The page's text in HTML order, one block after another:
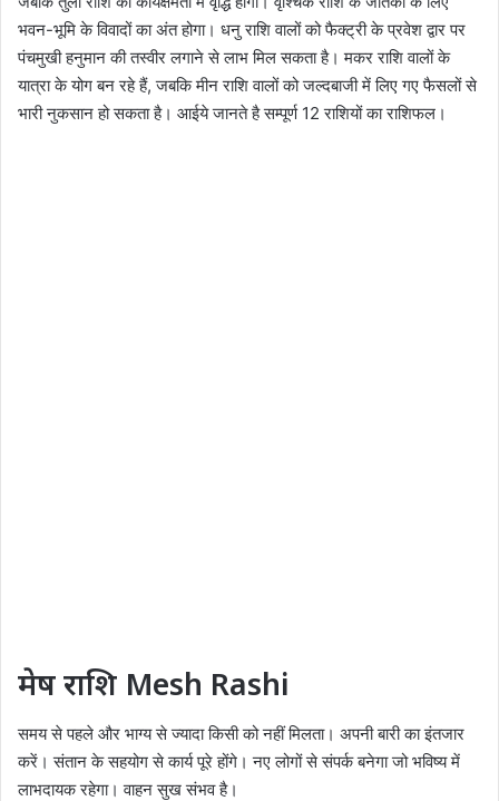
भवन-भूमि के विवादों का अंत होगा। धनु राशि वालों को फैक्ट्री के प्रवेश द्वार पर
पंचमुखी हनुमान की तस्वीर लगाने से लाभ मिल सकता है। मकर राशि वालों के
यात्रा के योग बन रहे हैं, जबकि मीन राशि वालों को जल्दबाजी में लिए गए फैसलों से
भारी नुकसान हो सकता है। आईये जानते है सम्पूर्ण 12 राशियों का राशिफल।
मेष राशि Mesh Rashi
समय से पहले और भाग्य से ज्यादा किसी को नहीं मिलता। अपनी बारी का इंतजार
करें। संतान के सहयोग से कार्य पूरे होंगे। नए लोगों से संपर्क बनेगा जो भविष्य में
लाभदायक रहेगा। वाहन सुख संभव है।